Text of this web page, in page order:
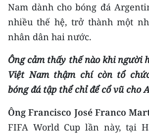
Nam dành cho bóng đá
nhiều thế hệ, trở thành một
nhân dân hai nước.
Ông cảm thấy thế nào khi người
Việt Nam thậm chí còn tổ
bóng đá tập thể chỉ để cổ vũ cho
Ông Francisco José Franco
FIFA World Cup lần này, tại